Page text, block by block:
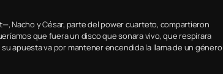
Nacho y César, parte del power cuarteto, compartieron
que fuera un disco que sonara vivo, que respirara
apuesta va por mantener encendida la llama de un género